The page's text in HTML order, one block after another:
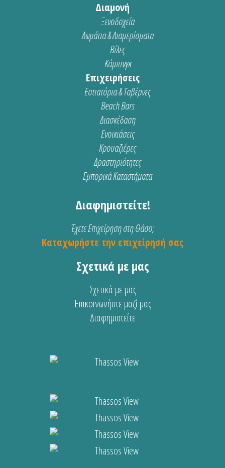
Διαμονή
Ξενοδοχεία
Δωμάτια & Διαμερίσματα
Βίλες
Κάμπινγκ
Επιχειρήσεις
Εστιατόρια & Ταβέρνες
Beach Bars
Διασκέδαση
Ενοικιάσεις
Κρουαζιέρες
Δραστηριότητες
Εμπορικά Καταστήματα
Διαφημιστείτε!
Έχετε Επιχείρηση στη Θάσο;
Καταχωρήστε την επιχείρησή σας
Σχετικά με μας
Σχετικά με μας
Επικοινωνήστε μαζί μας
Διαφημιστείτε